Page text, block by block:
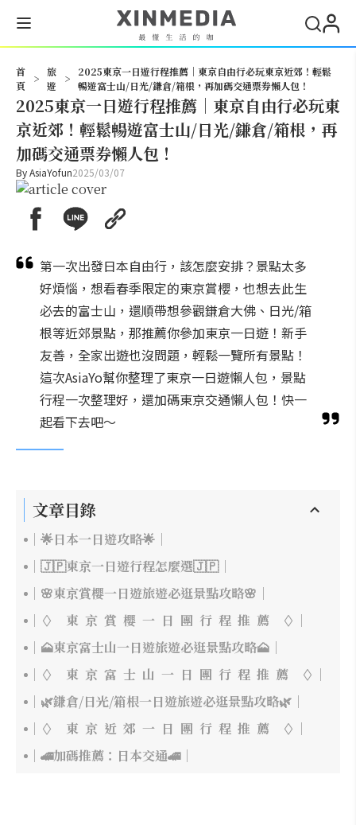
首
頁
>
旅
遊
>
2025東京一日遊行程推薦｜東京自由行必玩東京近郊！輕鬆
暢遊富士山/日光/鎌倉/箱根，再加碼交通票券懶人包！
2025東京一日遊行程推薦｜東京自由行必玩東
京近郊！輕鬆暢遊富士山/日光/鎌倉/箱根，再
加碼交通票券懶人包！
ByAsiaYofun2025/03/07
第一次出發日本自由行，該怎麼安排？景點太多
好煩惱，想看春季限定的東京賞櫻，也想去此生
必去的富士山，還順帶想參觀鎌倉大佛、日光/箱
根等近郊景點，那推薦你參加東京一日遊！新手
友善，全家出遊也沒問題，輕鬆一覽所有景點！
這次AsiaYo幫你整理了東京一日遊懶人包，景點
行程一次整理好，還加碼東京交通懶人包！快一
起看下去吧～
文章目錄
｜🌟日本一日遊攻略🌟｜
｜🇯🇵東京一日遊行程怎麼選🇯🇵｜
｜🌸東京賞櫻一日遊旅遊必逛景點攻略🌸｜
｜◊ 東 京 賞 櫻 一 日 團 行 程 推 薦 ◊｜
｜🗻東京富士山一日遊旅遊必逛景點攻略🗻｜
｜◊ 東 京 富 士 山 一 日 團 行 程 推 薦 ◊｜
｜🌿鎌倉/日光/箱根一日遊旅遊必逛景點攻略🌿｜
｜◊ 東 京 近 郊 一 日 團 行 程 推 薦 ◊｜
｜🚄加碼推薦：日本交通🚄｜